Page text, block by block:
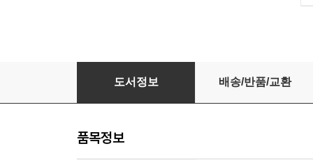
EBS 윤혜정의 개념의 나비효과 입문 편 워크북
도서정보 배송/반품/교환
품목정보